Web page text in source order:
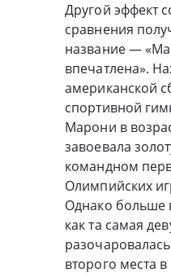
Другой эффект
сравнения
название —
впечатлена».
американской
спортивной
Марони в
завоевала
командном
Олимпийских
Однако больше
как та самая
второго места